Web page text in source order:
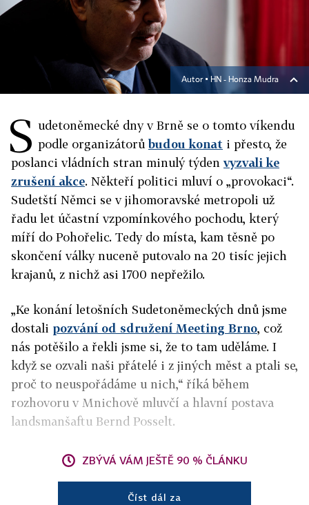
Autor ▪ HN - Honza Mudra
S udetoněmecké dny v Brně se o tomto víkendu
podle organizátorů budou konat i přesto, že
poslanci vládních stran minulý týdenvyzvali ke
zrušení akce. Někteří politici mluví o „provokaci“.
Sudetští Němci se v jihomoravské metropoli už
řadu let účastní vzpomínkového pochodu, který
míří do Pohořelic. Tedy do místa, kam těsně po
skončení války nuceně putovalo na 20 tisíc jejich
krajanů, z nichž asi 1700 nepřežilo.
„Ke konání letošních Sudetoněmeckých dnů jsme
dostali pozvání od sdružení Meeting Brno, což
nás potěšilo a řekli jsme si, že to tam uděláme. I
když se ozvali naši přátelé i z jiných měst a ptali se,
proč to neuspořádáme u nich,“ říká během
rozhovoru v Mnichově mluvčí a hlavní postava
landsmanšaftu Bernd Posselt.
ZBÝVÁ VÁM JEŠTĚ 90 % ČLÁNKU
Číst dál za